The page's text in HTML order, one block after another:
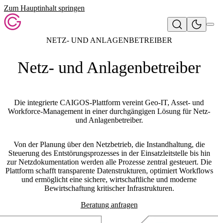
Zum Hauptinhalt springen
NETZ- UND ANLAGENBETREIBER
Netz- und Anlagenbetreiber
Die integrierte CAIGOS-Plattform vereint Geo-IT, Asset- und
Workforce-Management in einer durchgängigen Lösung für Netz-
und Anlagenbetreiber.
Von derPlanung über den Netzbetrieb, die Instandhaltung, die
Steuerung des Entstörungsprozesses in der Einsatzleitstelle bis hin
zurNetzdokumentation werden alle Prozesse zentral gesteuert. Die
Plattform schafft transparente Datenstrukturen, optimiert Workflows
und ermöglicht eine sichere, wirtschaftliche und moderne
Bewirtschaftung kritischer Infrastrukturen.
Beratung anfragen